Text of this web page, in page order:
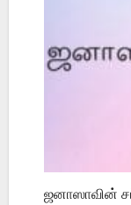
ஜனாஸாவின்